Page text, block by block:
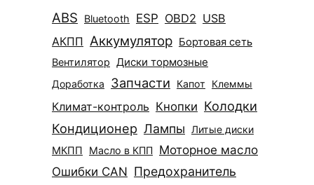
ABS Bluetooth ESP OBD2 USB
АКПП Аккумулятор Бортовая сеть
Вентилятор Диски тормозные
Доработка Запчасти Капот Клеммы
Климат-контроль Кнопки Колодки
Кондиционер Лампы Литые диски
МКПП Масло в КПП
Моторное масло
Ошибки CAN Предохранитель